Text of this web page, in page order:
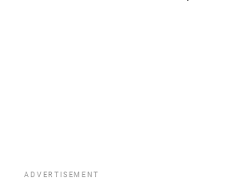
ADVERTISEMENT